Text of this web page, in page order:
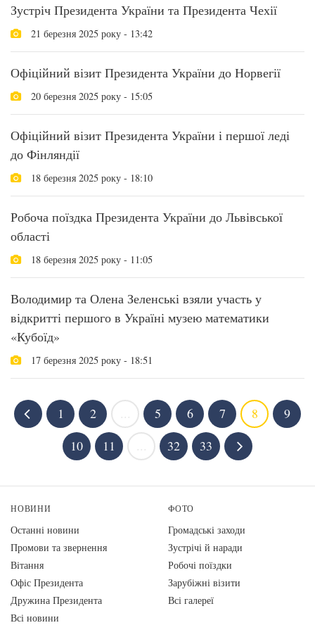
Зустріч Президента України та Президента Чехії
21 березня 2025 року - 13:42
Офіційний візит Президента України до Норвегії
20 березня 2025 року - 15:05
Офіційний візит Президента України і першої леді
до Фінляндії
18 березня 2025 року - 18:10
Робоча поїздка Президента України до Львівської
області
18 березня 2025 року - 11:05
Володимир та Олена Зеленські взяли участь у
відкритті першого в Україні музею математики
«Кубоїд»
17 березня 2025 року - 18:51
1 2 5 6 7 8
9
10
11 32 33
НОВИНИ
Останні новини
Промови та звернення
Вiтання
Офіс Президента
Дружина Президента
Всі новини
ФОТО
Громадські заходи
Зустрічі й наради
Робочі поїздки
Зарубіжні візити
Всі галереї